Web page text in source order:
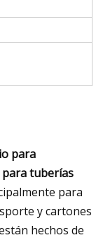
para
tuberías
para
y cartones
hechos de